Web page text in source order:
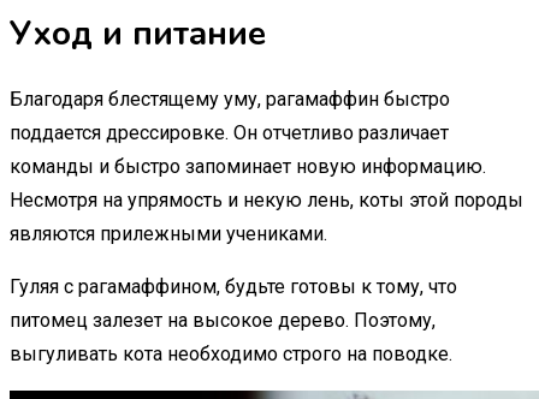
Уход и питание
Благодаря блестящему уму, рагамаффин быстро
поддается дрессировке. Он отчетливо различает
команды и быстро запоминает новую информацию.
Несмотря на упрямость и некую лень, коты этой породы
являются прилежными учениками.
Гуляя с рагамаффином, будьте готовы к тому, что
питомец залезет на высокое дерево. Поэтому,
выгуливать кота необходимо строго на поводке.